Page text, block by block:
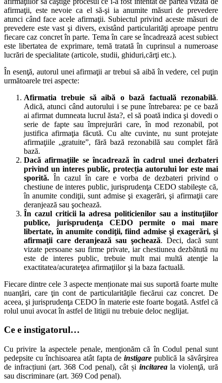
afirmaţii, este nevoie ca el să-şi ia anumite măsuri de prevedere
atunci când face acele afirmaţii. Subiectul privind aceste măsuri de
prevedere este vast şi divers, existând particularităţi aproape pentru
fiecare caz concret în parte. Tema în care se încadrează acest subiect
este libertatea de exprimare, temă tratată în cuprinsul a numeroase
lucrări de specialitate (articole, studii, ghiduri,cărţi etc.).
În esenţă, autorul unei afirmaţii ar trebui să aibă în vedere, cel puţin
următoarele trei aspecte:
Afirmatia trebuie să aibă o bază factuală rezonabilă.
Adică, atunci când autorului i se pune întrebarea: pe ce bază
ai afirmat dumneata lucrul ăsta?, el să poată indica şi dovedi o
serie de fapte sau împrejurări care, în mod rezonabil, pot
justifica afirmaţia făcută. Cu alte cuvinte, nu sunt protejate
afirmaţiile „gratuite”, fără bază rezonabilă sau complet fără
bază.
Dacă afirmaţiile se încadrează în cadrul unei dezbateri
privind un interes public, protecția autorului lor este mai
sporită. În cazul în care e vorba de dezbateri privind o
chestiune de interes public, jurisprudenţa CEDO stabileşte că,
în anumite condiţii, sunt admise şi exagerări, şi afirmaţii care
deranjează sau şochează.
În cazul criticii la adresa politicienilor sau a instituţiilor
publice, jurisprudenţa CEDO permite o mai mare
libertate, în anumite condiţii, fiind admise şi exagerări, şi
afirmaţii care deranjează sau şochează. Deci, dacă sunt
vizate persoane sau firme private, iar chestiunea dezbătută nu
este de interes public, trebuie mult mai multă atenţie la
exactitatea/acurateţea afirmaţiilor şi la baza factuală.
Fiecare dintre cele 3 aspecte menționate mai sus suportă foarte multe
nuanţări, care ţin cont de particularităţile fiecărui caz concret. De
aceea, şi jurisprudenţa CEDO în materie este foarte bogată. Astfel că
rolul unui avocat în astfel de litigii nu trebuie deloc neglijat.
Ce e instigatorul…
Cu privire la aspectele penale, menţionăm că în Codul penal sunt
pedepsite cu închisoarea atât fapta deinstigare publică la săvârşirea
de infracțiuni (art. 368 Cod penal), cât și incitareala violenţă, ură
sau discriminare (art. 369 Cod penal).